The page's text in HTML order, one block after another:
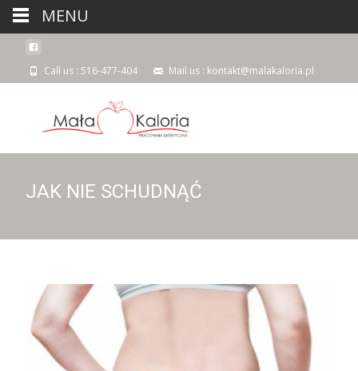
Call us : 516-477-404 Mail us : kontakt@malakaloria.pl
JAK NIE SCHUDNĄĆ
MENU